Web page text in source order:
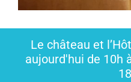
Le château et
aujourd'hui de 10h